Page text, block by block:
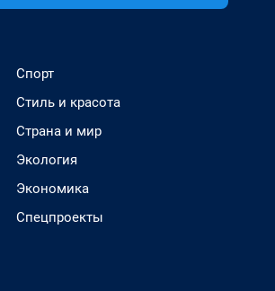
Спорт
Стиль и красота
Страна и мир
Экология
Экономика
Спецпроекты